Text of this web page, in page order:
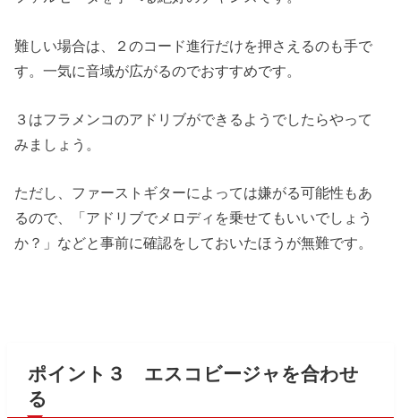
難しい場合は、２のコード進行だけを押さえるのも手で
す。一気に音域が広がるのでおすすめです。
３はフラメンコのアドリブができるようでしたらやって
みましょう。
ただし、ファーストギターによっては嫌がる可能性もあ
るので、「アドリブでメロディを乗せてもいいでしょう
か？」などと事前に確認をしておいたほうが無難です。
ポイント３ エスコビージャを合わせ
る